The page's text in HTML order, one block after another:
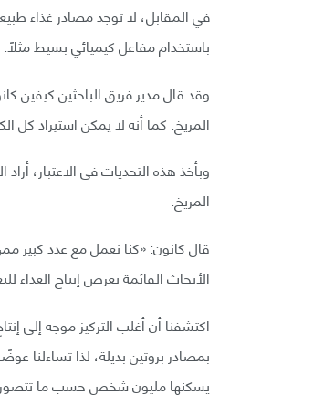
في المقابل، لا توجد مصادر غذاء
باستخدام مفاعل كيميائي بسيط مثلًا.
المريخ. كما أنه لا يمكن استيراد كل
وبأخذ هذه التحديات في الاعتبار،
المريخ.
قال كانون: «كنا نعمل مع عدد كبير
الأبحاث القائمة بغرض إنتاج الغذاء
اكتشفنا أن أغلب التركيز موجه إلى
بمصادر بروتين بديلة، لذا تساءلنا
يسكنها مليون شخص حسب ما